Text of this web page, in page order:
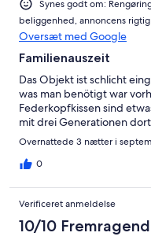
Synes godt om:
beliggenhed, annoncens
Oversæt med Google
Familienauszeit
Das Objekt ist schlicht
was man benötigt war
Federkopfkissen sind
mit drei Generationen
Overnattede 3 nætter i
0
Verificeret anmeldelse
10/10